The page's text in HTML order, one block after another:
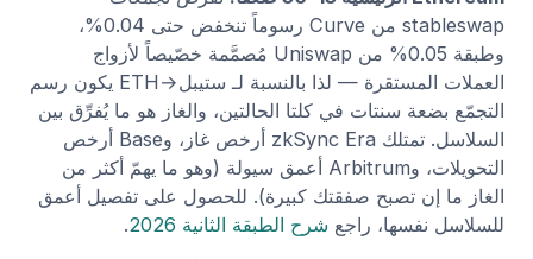
stableswap من Curve رسوماً تنخفض حتى 0.04%،
وطبقة 0.05% من Uniswap مُصمَّمة خصّيصاً لأزواج
العملات المستقرة — لذا بالنسبة لـ ستيبل→ETH يكون رسم
التجمّع بضعة سنتات في كلتا الحالتين، والغاز هو ما يُفرِّق بين
السلاسل. تمتلك zkSync Era أرخص غاز، وBase أرخص
التحويلات، وArbitrum أعمق سيولة (وهو ما يهمّ أكثر من
الغاز ما إن تصبح صفقتك كبيرة). للحصول على تفصيل أعمق
للسلاسل نفسها، راجع شرح الطبقة الثانية 2026
.